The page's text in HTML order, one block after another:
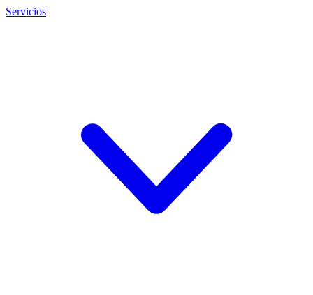
Servicios